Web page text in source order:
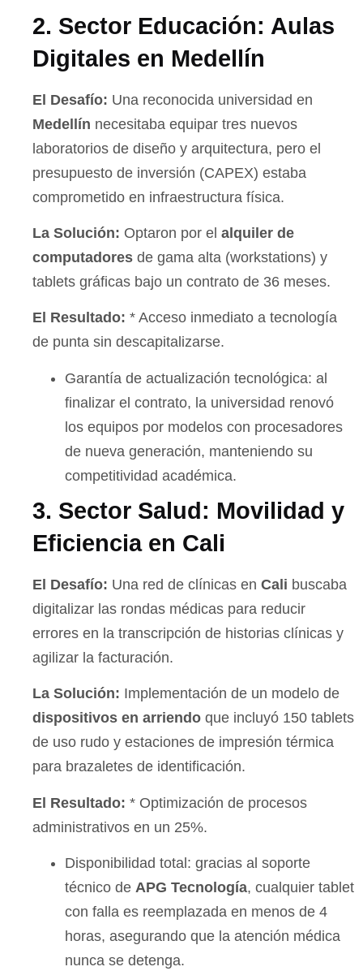
2. Sector Educación: Aulas
Digitales en Medellín
El Desafío: Una reconocida universidad en
Medellín necesitaba equipar tres nuevos
laboratorios de diseño y arquitectura, pero el
presupuesto de inversión (CAPEX) estaba
comprometido en infraestructura física.
La Solución: Optaron por el alquiler de
computadores de gama alta (workstations) y
tablets gráficas bajo un contrato de 36 meses.
El Resultado: * Acceso inmediato a tecnología
de punta sin descapitalizarse.
Garantía de actualización tecnológica: al
finalizar el contrato, la universidad renovó
los equipos por modelos con procesadores
de nueva generación, manteniendo su
competitividad académica.
3. Sector Salud: Movilidad y
Eficiencia en Cali
El Desafío: Una red de clínicas en Cali buscaba
digitalizar las rondas médicas para reducir
errores en la transcripción de historias clínicas y
agilizar la facturación.
La Solución: Implementación de un modelo de
dispositivos en arriendo que incluyó 150 tablets
de uso rudo y estaciones de impresión térmica
para brazaletes de identificación.
El Resultado: * Optimización de procesos
administrativos en un 25%.
Disponibilidad total: gracias al soporte
técnico de APG Tecnología, cualquier tablet
con falla es reemplazada en menos de 4
horas, asegurando que la atención médica
nunca se detenga.